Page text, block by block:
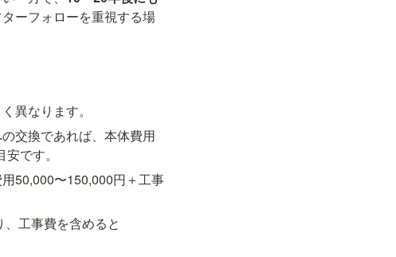
ーフォローを重視する場
異なります。
交換であれば、本体費用
です。
50,000〜150,000円＋工事
、工事費を含めると